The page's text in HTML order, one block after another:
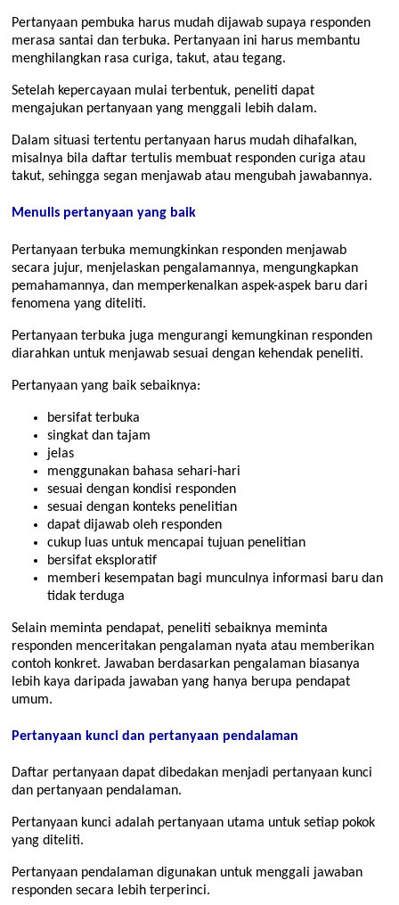
Pertanyaan pembuka harus mudah dijawab supaya responden
merasa santai dan terbuka. Pertanyaan ini harus membantu
menghilangkan rasa curiga, takut, atau tegang.
Setelah kepercayaan mulai terbentuk, peneliti dapat
mengajukan pertanyaan yang menggali lebih dalam.
Dalam situasi tertentu pertanyaan harus mudah dihafalkan,
misalnya bila daftar tertulis membuat responden curiga atau
takut, sehingga segan menjawab atau mengubah jawabannya.
Menulis pertanyaan yang baik
Pertanyaan terbuka memungkinkan responden menjawab
secara jujur, menjelaskan pengalamannya, mengungkapkan
pemahamannya, dan memperkenalkan aspek-aspek baru dari
fenomena yang diteliti.
Pertanyaan terbuka juga mengurangi kemungkinan responden
diarahkan untuk menjawab sesuai dengan kehendak peneliti.
Pertanyaan yang baik sebaiknya:
bersifat terbuka
singkat dan tajam
jelas
menggunakan bahasa sehari-hari
sesuai dengan kondisi responden
sesuai dengan konteks penelitian
dapat dijawab oleh responden
cukup luas untuk mencapai tujuan penelitian
bersifat eksploratif
memberi kesempatan bagi munculnya informasi baru dan
tidak terduga
Selain meminta pendapat, peneliti sebaiknya meminta
responden menceritakan pengalaman nyata atau memberikan
contoh konkret. Jawaban berdasarkan pengalaman biasanya
lebih kaya daripada jawaban yang hanya berupa pendapat
umum.
Pertanyaan kunci dan pertanyaan pendalaman
Daftar pertanyaan dapat dibedakan menjadi pertanyaan kunci
dan pertanyaan pendalaman.
Pertanyaan kunci adalah pertanyaan utama untuk setiap pokok
yang diteliti.
Pertanyaan pendalaman digunakan untuk menggali jawaban
responden secara lebih terperinci.